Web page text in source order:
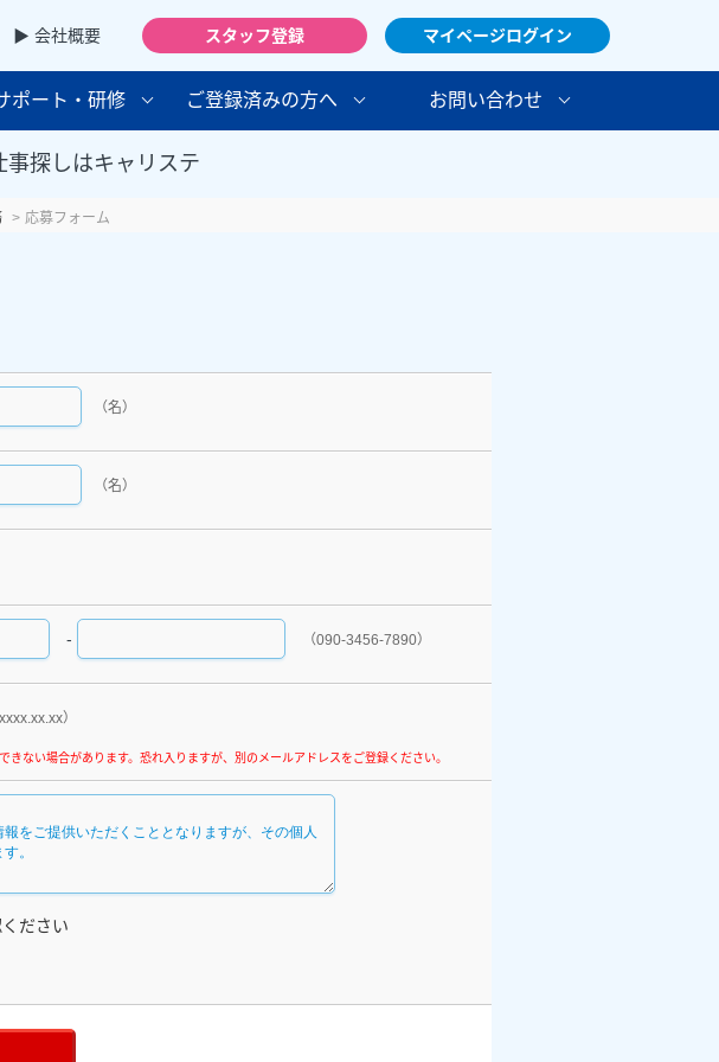
▶ 会社概要 スタッフ登録 マイページログイン
ポート・研修 ご登録済みの方へ お問い合わせ
探しはキャリステ
応募フォーム
（名）
（名）
- （090-3456-7890）
）
ださい